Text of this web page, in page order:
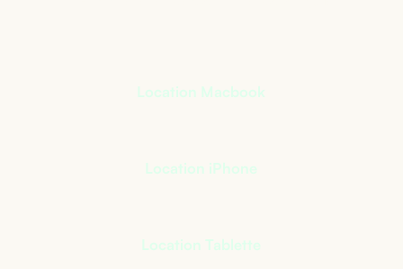
Location Macbook
Location iPhone
Location Tablette